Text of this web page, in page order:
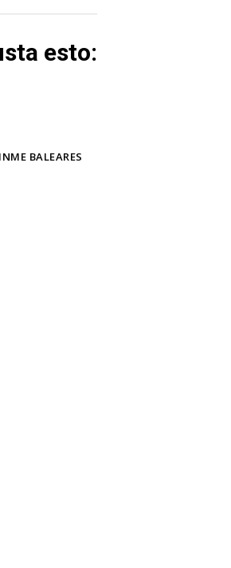
esto:
BALEARES